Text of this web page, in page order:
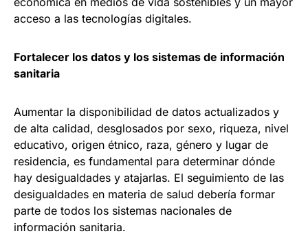
acceso a las tecnologías digitales.
Fortalecer los datos y los sistemas de información
sanitaria
Aumentar la disponibilidad de datos actualizados y
de alta calidad, desglosados por sexo, riqueza, nivel
educativo, origen étnico, raza, género y lugar de
residencia, es fundamental para determinar dónde
hay desigualdades y atajarlas. El seguimiento de las
desigualdades en materia de salud debería formar
parte de todos los sistemas nacionales de
información sanitaria.